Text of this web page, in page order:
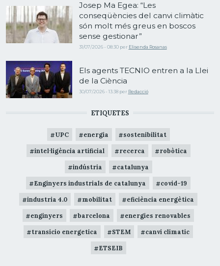
Josep Ma Egea: “Les
conseqüències del canvi climàtic
són molt més greus en boscos
sense gestionar”
31/07/2026 - 08:30 per Elisenda Rosanas
Els agents TECNIO entren a la Llei
de la Ciència
30/07/2026 - 13:38 per Redacció
ETIQUETES
UPC energia sostenibilitat
intel·ligència artificial recerca robòtica
indústria catalunya
Enginyers industrials de catalunya covid-19
industria 4.0 mobilitat eficiència energètica
enginyers barcelona energies renovables
transicio energetica STEM canvi climatic
ETSEIB